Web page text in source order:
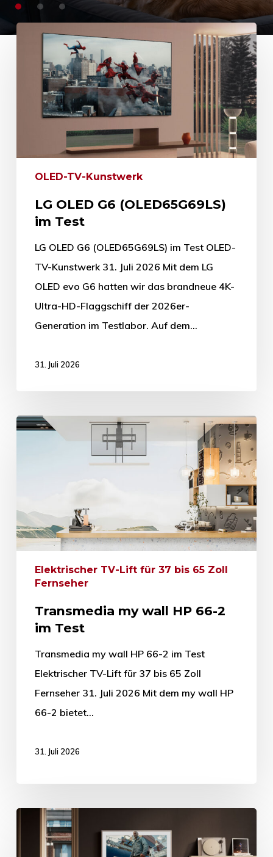
OLED-TV-Kunstwerk
LG OLED G6 (OLED65G69LS)
im Test
LG OLED G6 (OLED65G69LS) im Test OLED-
TV-Kunstwerk 31. Juli 2026 Mit dem LG
OLED evo G6 hatten wir das brandneue 4K-
Ultra-HD-Flaggschiff der 2026er-
Generation im Testlabor. Auf dem…
31. Juli 2026
Elektrischer TV-Lift für 37 bis 65 Zoll
Fernseher
Transmedia my wall HP 66-2
im Test
Transmedia my wall HP 66-2 im Test
Elektrischer TV-Lift für 37 bis 65 Zoll
Fernseher 31. Juli 2026 Mit dem my wall HP
66-2 bietet…
31. Juli 2026